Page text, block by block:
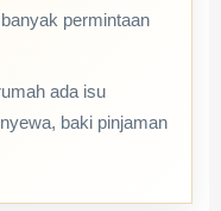
permintaan
ada isu
baki pinjaman